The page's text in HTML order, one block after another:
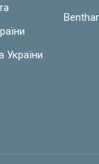
України